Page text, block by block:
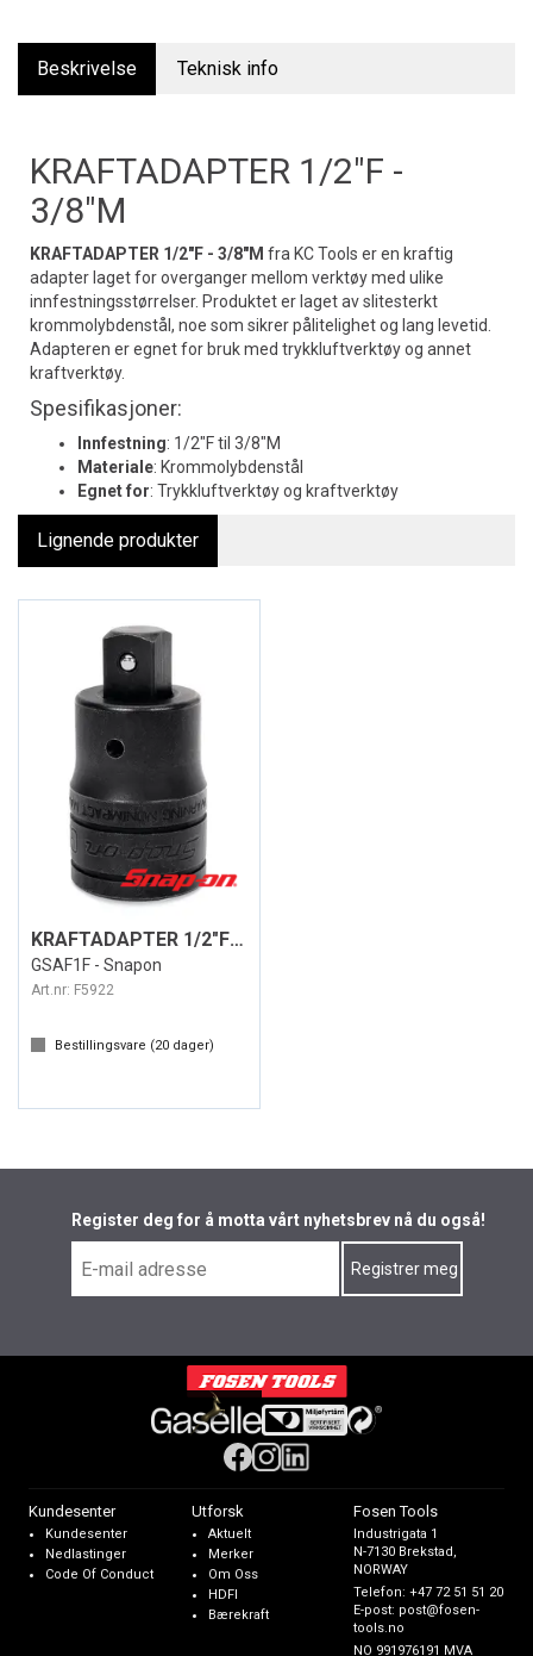
Beskrivelse Teknisk info
KRAFTADAPTER 1/2"F -
3/8"M
KRAFTADAPTER 1/2"F - 3/8"M fra KC Tools er en kraftig
adapter laget for overganger mellom verktøy med ulike
innfestningsstørrelser. Produktet er laget av slitesterkt
krommolybdenstål, noe som sikrer pålitelighet og lang levetid.
Adapteren er egnet for bruk med trykkluftverktøy og annet
kraftverktøy.
Spesifikasjoner:
Innfestning: 1/2"F til 3/8"M
Materiale: Krommolybdenstål
Egnet for: Trykkluftverktøy og kraftverktøy
Lignende produkter
KRAFTADAPTER 1/2"F - 3/8"M
GSAF1F - Snapon
Art.nr: F5922
Bestillingsvare (20 dager)
Register deg for å motta vårt nyhetsbrev nå du også!
Kundesenter
Kundesenter
Nedlastinger
Code Of Conduct
Utforsk
Aktuelt
Merker
Om Oss
HDFI
Bærekraft
Fosen Tools
Industrigata 1
N-7130 Brekstad,
NORWAY
Telefon:+47 72 51 51 20
E-post: post@fosen-
tools.no
NO 991976191 MVA